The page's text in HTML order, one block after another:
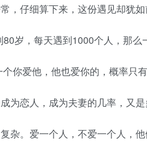
仔细算下来，这份遇见却犹如
岁，每天遇到1000个人，那么
爱他，他也爱你的，概率只
恋人，成为夫妻的几率，又是
。爱一个人，不爱一个人，他